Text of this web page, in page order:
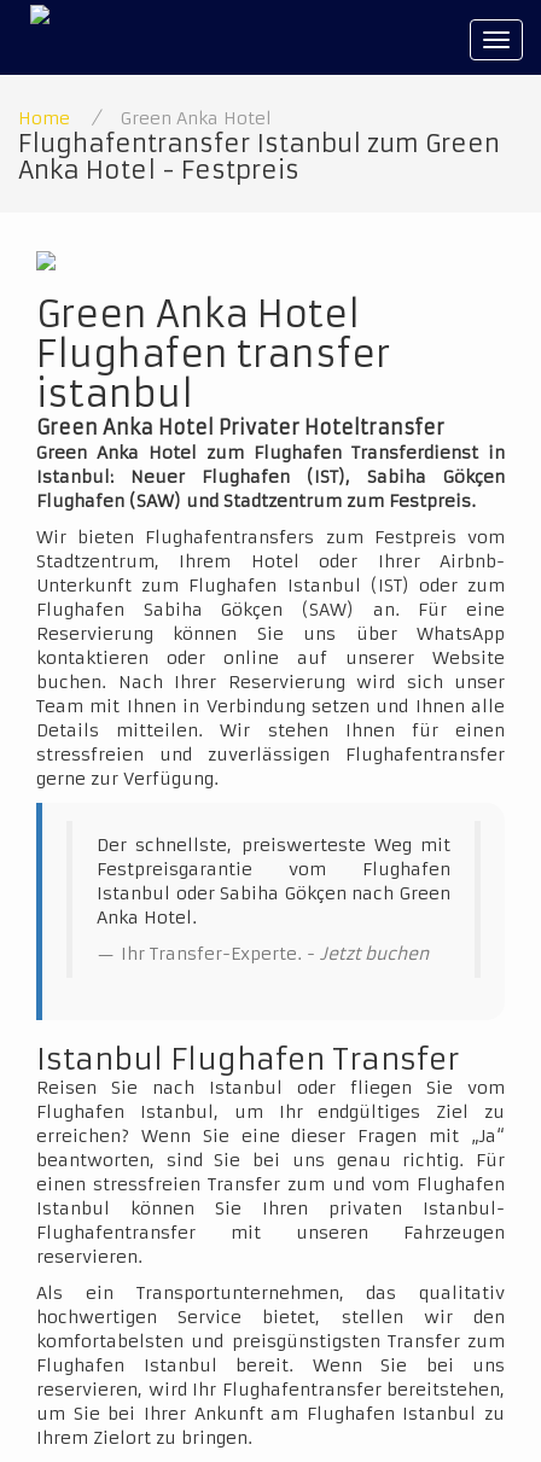
Home / Green Anka Hotel
Flughafentransfer Istanbul zum Green
Anka Hotel - Festpreis
Green Anka Hotel
Flughafen transfer
istanbul
Green Anka Hotel Privater Hoteltransfer
Green Anka Hotel zum Flughafen Transferdienst in
Istanbul: Neuer Flughafen (IST), Sabiha Gökçen
Flughafen (SAW) und Stadtzentrum zum Festpreis.
Wir bieten Flughafentransfers zum Festpreis vom
Stadtzentrum, Ihrem Hotel oder Ihrer Airbnb-
Unterkunft zum Flughafen Istanbul (IST) oder zum
Flughafen Sabiha Gökçen (SAW) an. Für eine
Reservierung können Sie uns über WhatsApp
kontaktieren oder online auf unserer Website
buchen. Nach Ihrer Reservierung wird sich unser
Team mit Ihnen in Verbindung setzen und Ihnen alle
Details mitteilen. Wir stehen Ihnen für einen
stressfreien und zuverlässigen Flughafentransfer
gerne zur Verfügung.
Der schnellste, preiswerteste Weg mit
Festpreisgarantie vom Flughafen
Istanbul oder Sabiha Gökçen nach Green
Anka Hotel.
Ihr Transfer-Experte. - Jetzt buchen
Istanbul Flughafen Transfer
Reisen Sie nach Istanbul oder fliegen Sie vom
Flughafen Istanbul, um Ihr endgültiges Ziel zu
erreichen? Wenn Sie eine dieser Fragen mit „Ja“
beantworten, sind Sie bei uns genau richtig. Für
einen stressfreien Transfer zum und vom Flughafen
Istanbul können Sie Ihren privaten Istanbul-
Flughafentransfer mit unseren Fahrzeugen
reservieren.
Als ein Transportunternehmen, das qualitativ
hochwertigen Service bietet, stellen wir den
komfortabelsten und preisgünstigsten Transfer zum
Flughafen Istanbul bereit. Wenn Sie bei uns
reservieren, wird Ihr Flughafentransfer bereitstehen,
um Sie bei Ihrer Ankunft am Flughafen Istanbul zu
Ihrem Zielort zu bringen.